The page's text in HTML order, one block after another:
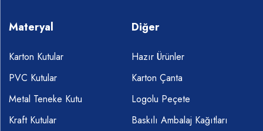
Materyal
Karton Kutular
PVC Kutular
Metal Teneke Kutu
Kraft Kutular
Diğer
Hazır Ürünler
Karton Çanta
Logolu Peçete
Baskılı Ambalaj Kağıtları